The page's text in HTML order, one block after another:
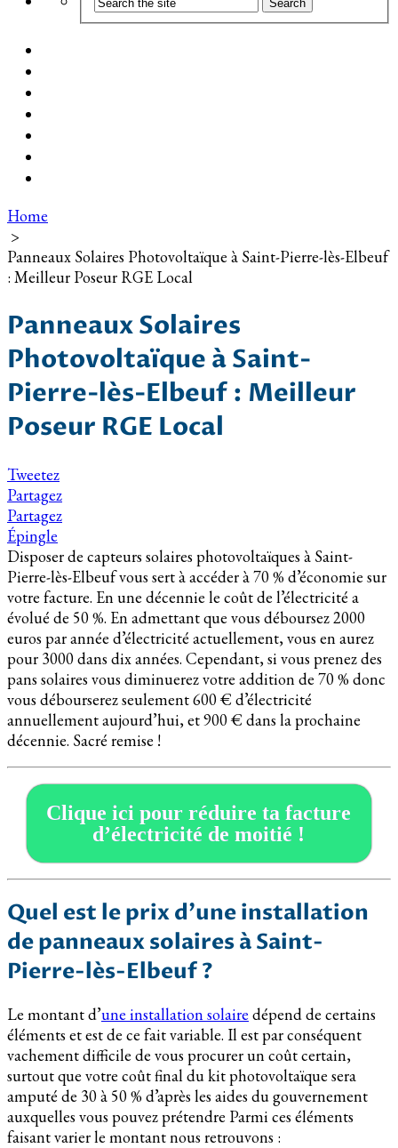
Home
>
Panneaux Solaires Photovoltaïque à Saint-Pierre-lès-Elbeuf
: Meilleur Poseur RGE Local
Panneaux Solaires
Photovoltaïque à Saint-
Pierre-lès-Elbeuf : Meilleur
Poseur RGE Local
Tweetez
Partagez
Partagez
Épingle
Disposer de capteurs solaires photovoltaïques à Saint-
Pierre-lès-Elbeuf vous sert à accéder à 70 % d’économie sur
votre facture. En une décennie le coût de l’électricité a
évolué de 50 %. En admettant que vous déboursez 2000
euros par année d’électricité actuellement, vous en aurez
pour 3000 dans dix années. Cependant, si vous prenez des
pans solaires vous diminuerez votre addition de 70 % donc
vous débourserez seulement 600 € d’électricité
annuellement aujourd’hui, et 900 € dans la prochaine
décennie. Sacré remise !
Clique ici pour réduire ta facture
d’électricité de moitié !
Quel est le prix d’une installation
de panneaux solaires à Saint-
Pierre-lès-Elbeuf ?
Le montant d’une installation solaire dépend de certains
éléments et est de ce fait variable. Il est par conséquent
vachement difficile de vous procurer un coût certain,
surtout que votre coût final du kit photovoltaïque sera
amputé de 30 à 50 % d’après les aides du gouvernement
auxquelles vous pouvez prétendre Parmi ces éléments
faisant varier le montant nous retrouvons :